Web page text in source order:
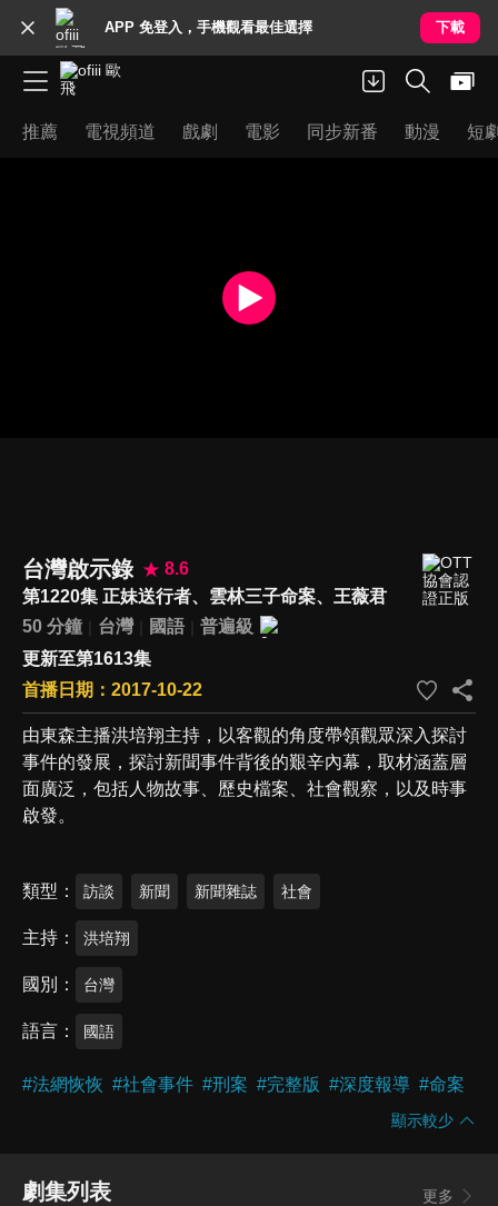
APP 免登入，手機觀看最佳選擇 下載
推薦 電視頻道 戲劇 電影 同步新番 動漫 短
台灣啟示錄
8.6
第1220集 正妹送行者、雲林三子命案、王薇君
50 分鐘
台灣 國語
普遍級
更新至第1613集
首播日期：2017-10-22
由東森主播洪培翔主持，以客觀的角度帶領觀眾深入探討
事件的發展，探討新聞事件背後的艱辛內幕，取材涵蓋層
面廣泛，包括人物故事、歷史檔案、社會觀察，以及時事
啟發。
類型 訪談 新聞 新聞雜誌 社會
主持 洪培翔
國別 台灣
語言 國語
#法網恢恢 #社會事件 #刑案 #完整版 #深度報導 #命案
顯示較少
劇集列表 更多